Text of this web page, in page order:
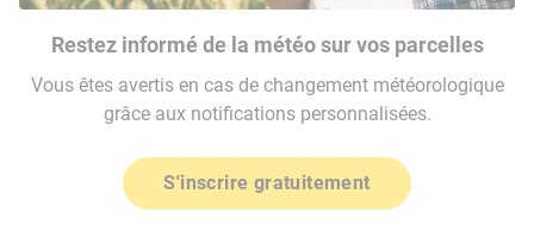
Restez informé de la météo sur vos parcelles
Vous êtes avertis en cas de changement météorologique
grâce aux notifications personnalisées.
S'inscrire gratuitement